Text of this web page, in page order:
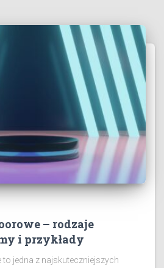
– rodzaje
i przykłady
jedna z najskuteczniejszych